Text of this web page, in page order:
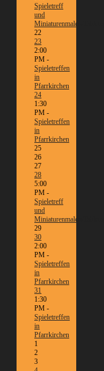
Spieletreff
und
Miniaturenmalen/Tabletop
22
23
2:00
PM -
Spieletreffen
in
Pfarrkirchen
24
1:30
PM -
Spieletreffen
in
Pfarrkirchen
25
26
27
28
5:00
PM -
Spieletreff
und
Miniaturenmalen/Tabletop
29
30
2:00
PM -
Spieletreffen
in
Pfarrkirchen
31
1:30
PM -
Spieletreffen
in
Pfarrkirchen
1
2
3